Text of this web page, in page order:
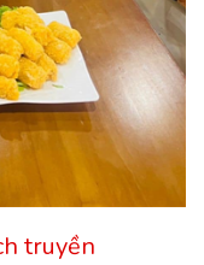
truyền